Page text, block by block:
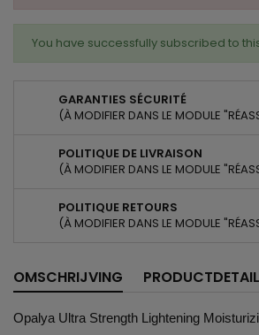
You have successfully subscribed to
GARANTIES SÉCURITÉ
(À MODIFIER DANS LE MODULE
POLITIQUE DE LIVRAISON
(À MODIFIER DANS LE MODULE
POLITIQUE RETOURS
(À MODIFIER DANS LE MODULE
OMSCHRIJVING
Opalya Ultra Strength Lightening